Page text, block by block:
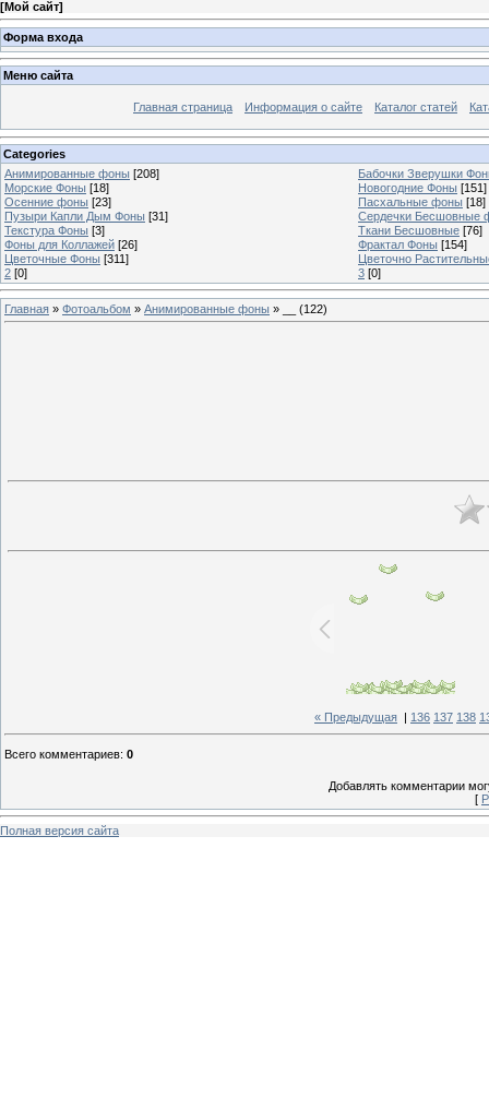
[Мой сайт]
Форма входа
Меню сайта
Главная страница Информация о сайте Каталог статей
Categories
Анимированные фоны [208]
Бабочки Зверушки
Морские Фоны [18] Новогодние Фоны [151]
Осенние фоны [23] Пасхальные фоны [18]
Пузыри Капли Дым Фоны [31]
Сердечки Бесшовные
Текстура Фоны [3] Ткани Бесшовные [76]
Фоны для Коллажей [26] Фрактал Фоны [154]
Цветочные Фоны [311]
Цветочно
2 [0] 3 [0]
Главная » Фотоальбом » Анимированные фоны » __ (122)
« Предыдущая 136 137 138
Всего комментариев: 0
Добавлять комментарии
[
Полная версия сайта